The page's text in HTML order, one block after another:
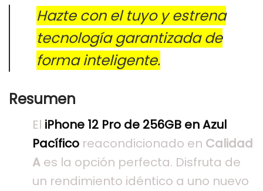
Hazte con el tuyo y estrena
tecnología garantizada de
forma inteligente.
Resumen
El iPhone 12 Pro de 256GB en Azul
Pacífico reacondicionado en Calidad
A es la opción perfecta. Disfruta de
un rendimiento idéntico a uno nuevo